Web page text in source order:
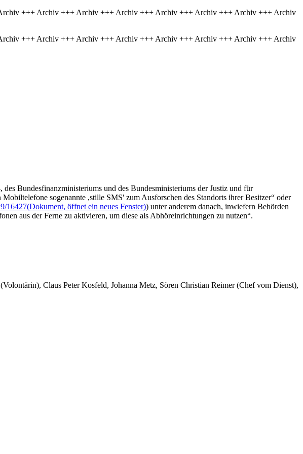
+++ Archiv +++ Archiv +++ Archiv +++ Archiv +++ Archiv +++ Archiv +++ Archiv
+++ Archiv +++ Archiv +++ Archiv +++ Archiv +++ Archiv +++ Archiv +++ Archiv
Bundesfinanzministeriums und des Bundesministeriums der Justiz und für
sogenannte ,stille SMS' zum Ausforschen des Standorts ihrer Besitzer“ oder
16427(Dokument, öffnet ein neues Fenster)) unter anderem danach, inwiefern Behörden
aus der Ferne zu aktivieren, um diese als Abhöreinrichtungen zu nutzen“.
Claus Peter Kosfeld, Johanna Metz, Sören Christian Reimer (Chef vom Dienst),